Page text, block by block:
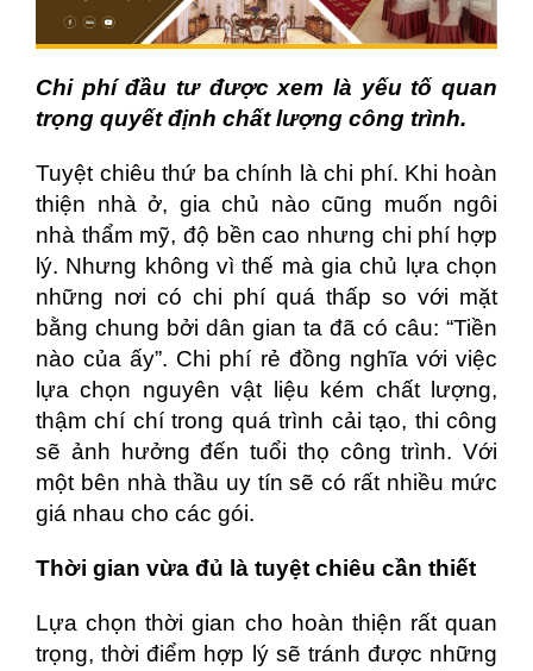
Chi phí đầu tư được xem là yếu tố quan
trọng quyết định chất lượng công trình.
Tuyệt chiêu thứ ba chính là chi phí. Khi hoàn
thiện nhà ở, gia chủ nào cũng muốn ngôi
nhà thẩm mỹ, độ bền cao nhưng chi phí hợp
lý. Nhưng không vì thế mà gia chủ lựa chọn
những nơi có chi phí quá thấp so với mặt
bằng chung bởi dân gian ta đã có câu: “Tiền
nào của ấy”. Chi phí rẻ đồng nghĩa với việc
lựa chọn nguyên vật liệu kém chất lượng,
thậm chí chí trong quá trình cải tạo, thi công
sẽ ảnh hưởng đến tuổi thọ công trình. Với
một bên nhà thầu uy tín sẽ có rất nhiều mức
giá nhau cho các gói.
Thời gian vừa đủ là tuyệt chiêu cần thiết
Lựa chọn thời gian cho hoàn thiện rất quan
trọng, thời điểm hợp lý sẽ tránh được những